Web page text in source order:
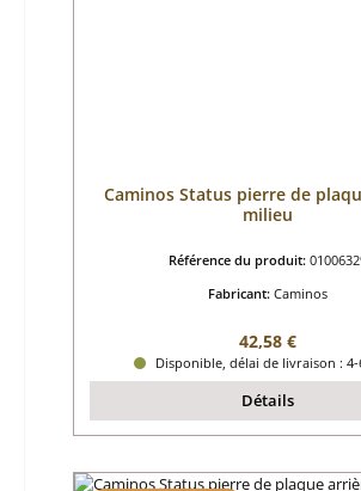
Caminos Status pierre de
milieu
Référence du produit:
Fabricant: Caminos
Prix régulier :
42,58 €
Disponible, délai de livraison :
Détails